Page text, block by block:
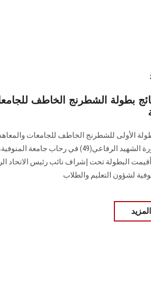
بطولة الشطرنج الخاطف
الأولى للشطرنج الخاطف للجامعات
أقيمت البطولة تحت إشراف نائب رئيس الاتحاد
لشؤون التعليم والطلاب